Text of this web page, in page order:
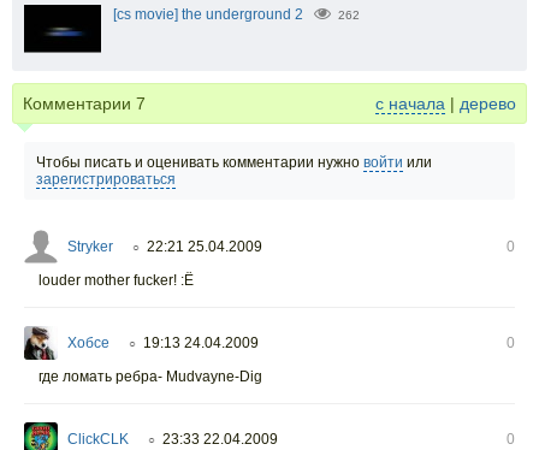
[cs movie] the underground 2 262
Комментарии 7 с начала | дерево
Чтобы писать и оценивать комментарии нужно войти или
зарегистрироваться
Stryker ○ 22:21 25.04.2009
0
louder mother fucker! :Ё
Хобсе ○ 19:13 24.04.2009
0
где ломать ребра- Mudvayne-Dig
ClickCLK ○ 23:33 22.04.2009
0